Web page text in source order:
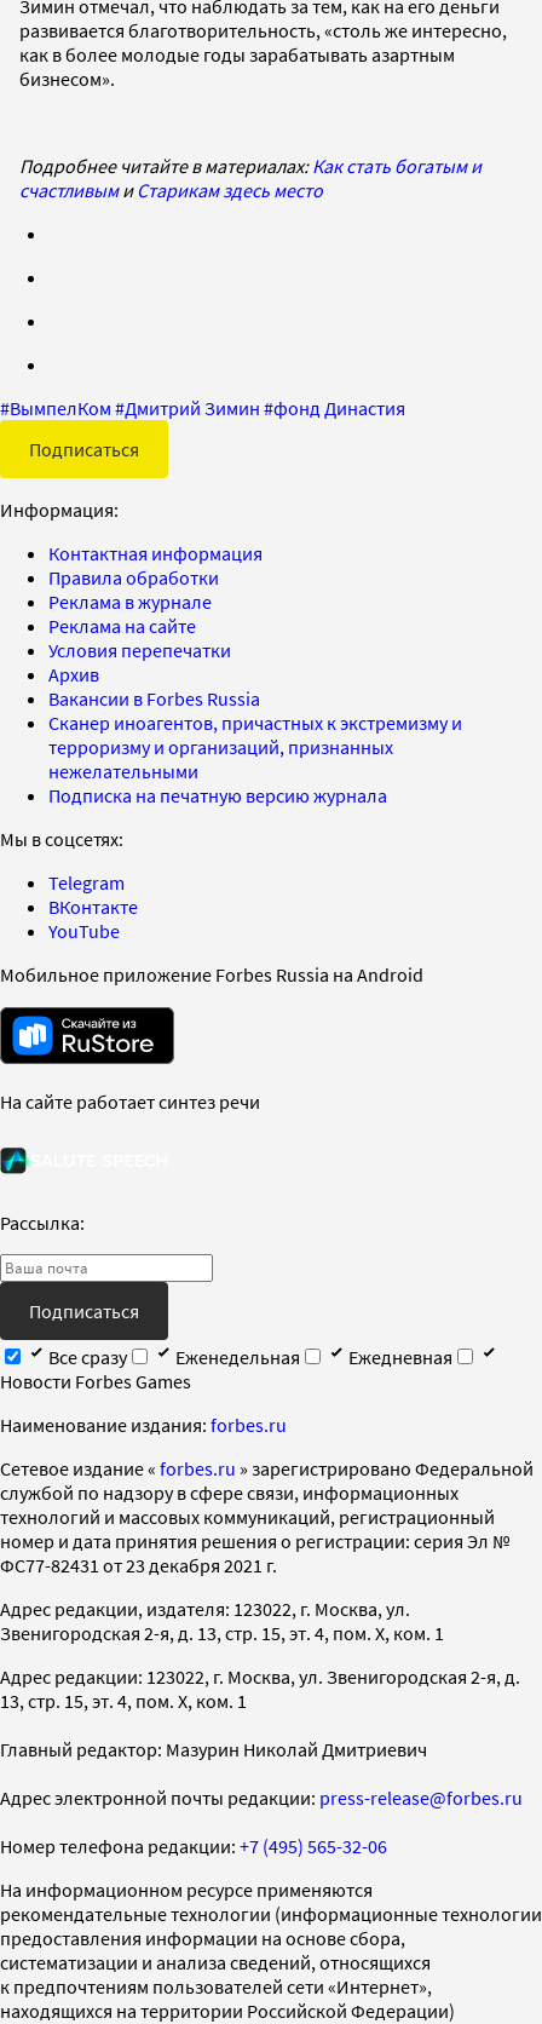
Зимин отмечал, что наблюдать за тем, как на его деньги
развивается благотворительность, «столь же интересно,
как в более молодые годы зарабатывать азартным
бизнесом».
Подробнее читайте в материалах:Как стать богатым и
счастливыми Старикам здесь место
#ВымпелКом #Дмитрий Зимин #фонд Династия
Подписаться
Информация:
Контактная информация
Правила обработки
Реклама в журнале
Реклама на сайте
Условия перепечатки
Архив
Вакансии в Forbes Russia
Сканер иноагентов, причастных к экстремизму и
терроризму и организаций, признанных
нежелательными
Подписка на печатную версию журнала
Мы в соцсетях:
Telegram
ВКонтакте
YouTube
Мобильное приложение Forbes Russia на Android
На сайте работает синтез речи
Рассылка:
Подписаться
Все сразу
Еженедельная
Ежедневная
Новости Forbes Games
Наименование издания: forbes.ru
Cетевое издание « forbes.ru » зарегистрировано Федеральной
службой по надзору в сфере связи, информационных
технологий и массовых коммуникаций, регистрационный
номер и дата принятия решения о регистрации: серия Эл №
ФС77-82431 от 23 декабря 2021 г.
Адрес редакции, издателя: 123022, г. Москва, ул.
Звенигородская 2-я, д. 13, стр. 15, эт. 4, пом. X, ком. 1
Адрес редакции: 123022, г. Москва, ул. Звенигородская 2-я, д.
13, стр. 15, эт. 4, пом. X, ком. 1
Главный редактор: Мазурин Николай Дмитриевич
Адрес электронной почты редакции: press-release@forbes.ru
Номер телефона редакции: +7 (495) 565-32-06
На информационном ресурсе применяются
рекомендательные технологии (информационные технологии
предоставления информации на основе сбора,
систематизации и анализа сведений, относящихся
к предпочтениям пользователей сети «Интернет»,
находящихся на территории Российской Федерации)